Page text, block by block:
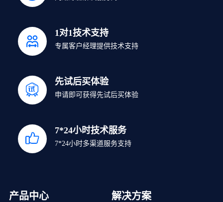
1对1技术支持
专属客户经理提供技术支持
先试后买体验
申请即可获得先试后买体验
7*24小时技术服务
7*24小时多渠道服务支持
产品中心 解决方案